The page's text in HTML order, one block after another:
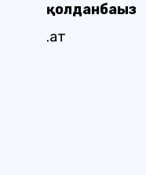
қолданбаңыз
.қат